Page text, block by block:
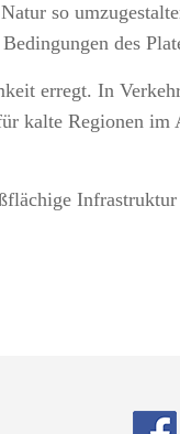
so
des
erregt. In
kalte Regionen im